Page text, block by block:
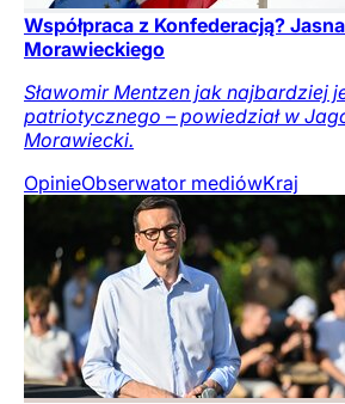
Współpraca z Konfederacją?
Morawieckiego
Sławomir Mentzen jak najbardziej
patriotycznego – powiedział w
Morawiecki.
OpinieObserwator mediówKraj